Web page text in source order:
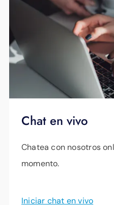
Chat en vivo
Chatea con nosotros
momento.
Iniciar chat en vivo